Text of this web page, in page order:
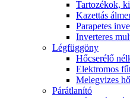
Tartozékok,
Kazettás
Parapetes
Inverteres
Légfüggöny
Hőcserélő
Elektromos
Melegvizes
Párátlanító